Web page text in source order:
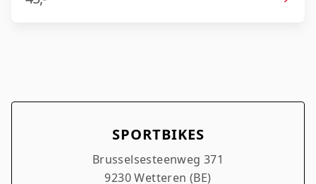
SPORTBIKES
Brusselsesteenweg 371
9230 Wetteren (BE)